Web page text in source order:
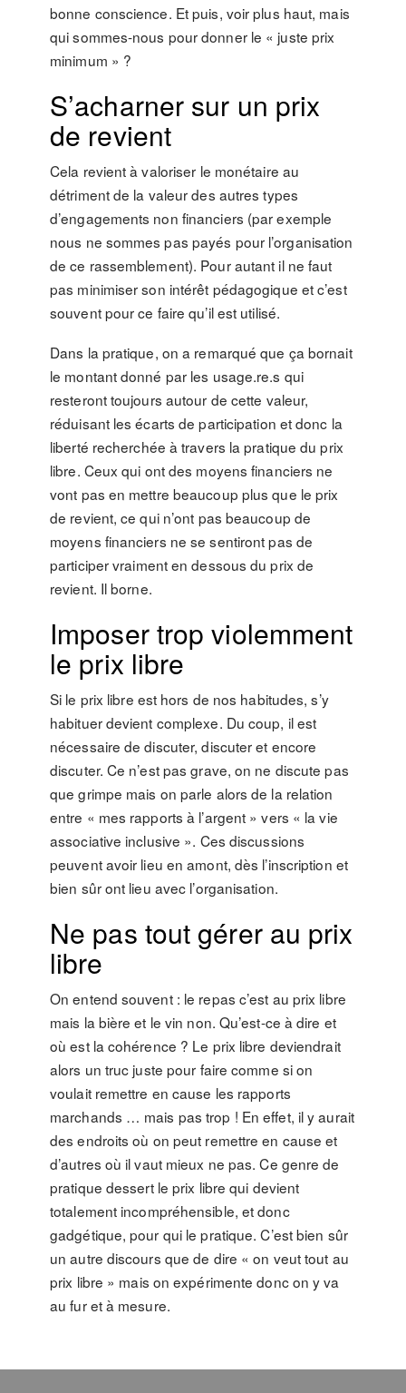
bonne conscience. Et puis, voir plus haut, mais
qui sommes-nous pour donner le « juste prix
minimum » ?
S’acharner sur un prix
de revient
Cela revient à valoriser le monétaire au
détriment de la valeur des autres types
d’engagements non financiers (par exemple
nous ne sommes pas payés pour l’organisation
de ce rassemblement). Pour autant il ne faut
pas minimiser son intérêt pédagogique et c’est
souvent pour ce faire qu’il est utilisé.
Dans la pratique, on a remarqué que ça bornait
le montant donné par les usage.re.s qui
resteront toujours autour de cette valeur,
réduisant les écarts de participation et donc la
liberté recherchée à travers la pratique du prix
libre. Ceux qui ont des moyens financiers ne
vont pas en mettre beaucoup plus que le prix
de revient, ce qui n’ont pas beaucoup de
moyens financiers ne se sentiront pas de
participer vraiment en dessous du prix de
revient. Il borne.
Imposer trop violemment
le prix libre
Si le prix libre est hors de nos habitudes, s’y
habituer devient complexe. Du coup, il est
nécessaire de discuter, discuter et encore
discuter. Ce n’est pas grave, on ne discute pas
que grimpe mais on parle alors de la relation
entre « mes rapports à l’argent » vers « la vie
associative inclusive ». Ces discussions
peuvent avoir lieu en amont, dès l’inscription et
bien sûr ont lieu avec l’organisation.
Ne pas tout gérer au prix
libre
On entend souvent : le repas c’est au prix libre
mais la bière et le vin non. Qu’est-ce à dire et
où est la cohérence ? Le prix libre deviendrait
alors un truc juste pour faire comme si on
voulait remettre en cause les rapports
marchands … mais pas trop ! En effet, il y aurait
des endroits où on peut remettre en cause et
d’autres où il vaut mieux ne pas. Ce genre de
pratique dessert le prix libre qui devient
totalement incompréhensible, et donc
gadgétique, pour qui le pratique. C’est bien sûr
un autre discours que de dire « on veut tout au
prix libre » mais on expérimente donc on y va
au fur et à mesure.